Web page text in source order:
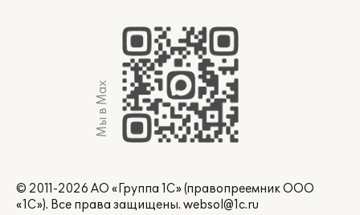
Мы в Max
© 2011-2026 АО «Группа 1С» (правопреемник ООО
«1С»). Все права защищены. websol@1c.ru